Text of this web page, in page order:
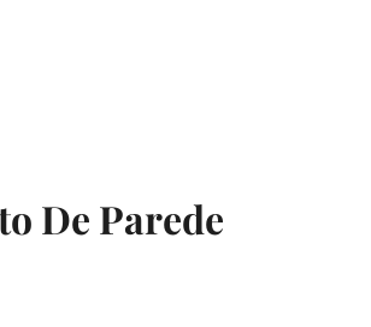
De Parede